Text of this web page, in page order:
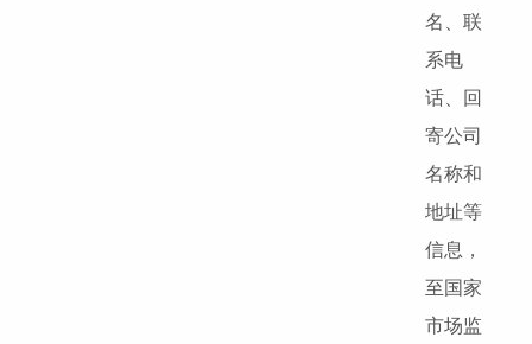
名、联
系电
话、回
寄公司
名称和
地址等
信息，
至国家
市场监